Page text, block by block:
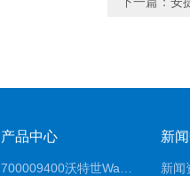
产品中心 新
新闻